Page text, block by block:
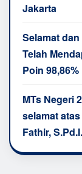
Jakarta
Selamat
Telah
Poin 98,86%
MTs Negeri
selamat
Fathir,